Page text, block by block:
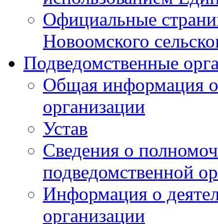
Официальные
Новоомского
Подведомственные
Общая информация
организации
Устав
Сведения о
подведомственной
Информация о
организации